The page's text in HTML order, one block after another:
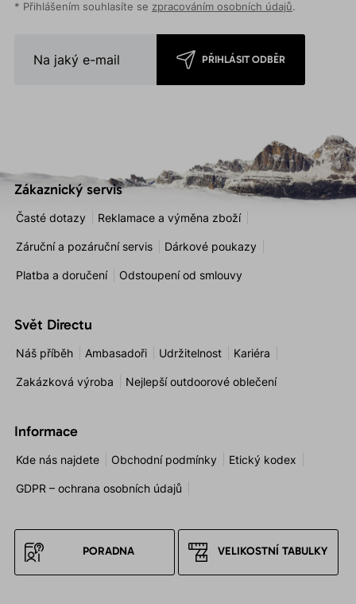
* Přihlášením souhlasíte se zpracováním osobních údajů.
PŘIHLÁSIT ODBĚR
Zákaznický servis
Časté dotazy Reklamace a výměna zboží
Záruční a pozáruční servis Dárkové poukazy
Platba a doručení Odstoupení od smlouvy
Svět Directu
Náš příběh Ambasadoři Udržitelnost Kariéra
Zakázková výroba Nejlepší outdoorové oblečení
Informace
Kde nás najdete Obchodní podmínky Etický kodex
GDPR – ochrana osobních údajů
PORADNA VELIKOSTNÍ TABULKY